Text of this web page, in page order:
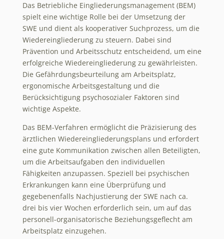
Das Betriebliche Eingliederungsmanagement (BEM)
spielt eine wichtige Rolle bei der Umsetzung der
SWE und dient als kooperativer Suchprozess, um die
Wiedereingliederung zu steuern. Dabei sind
Prävention und Arbeitsschutz entscheidend, um eine
erfolgreiche Wiedereingliederung zu gewährleisten.
Die Gefährdungsbeurteilung am Arbeitsplatz,
ergonomische Arbeitsgestaltung und die
Berücksichtigung psychosozialer Faktoren sind
wichtige Aspekte.
Das BEM-Verfahren ermöglicht die Präzisierung des
ärztlichen Wiedereingliederungsplans und erfordert
eine gute Kommunikation zwischen allen Beteiligten,
um die Arbeitsaufgaben den individuellen
Fähigkeiten anzupassen. Speziell bei psychischen
Erkrankungen kann eine Überprüfung und
gegebenenfalls Nachjustierung der SWE nach ca.
drei bis vier Wochen erforderlich sein, um auf das
personell-organisatorische Beziehungsgeflecht am
Arbeitsplatz einzugehen.